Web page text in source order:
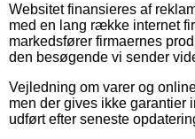
Websitet finansieres af
med en lang række internet
markedsfører firmaernes
den besøgende vi sender
Vejledning om varer og
men der gives ikke garantier
udført efter seneste